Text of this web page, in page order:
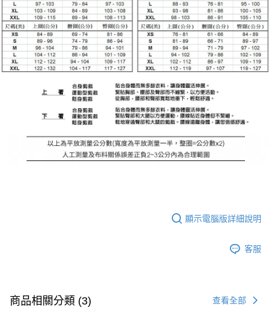
顯示電腦版詳細說明
客服
商品相關分類 (3) 查看全部